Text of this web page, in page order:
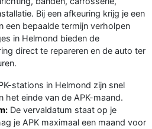
Bij een afkeuring krijg je een
een bepaalde termijn verholpen
in Helmond bieden de
direct te repareren en de auto ter
stations in Helmond zijn snel
het einde van de APK-maand.
De vervaldatum staat op je
je APK maximaal een maand voor